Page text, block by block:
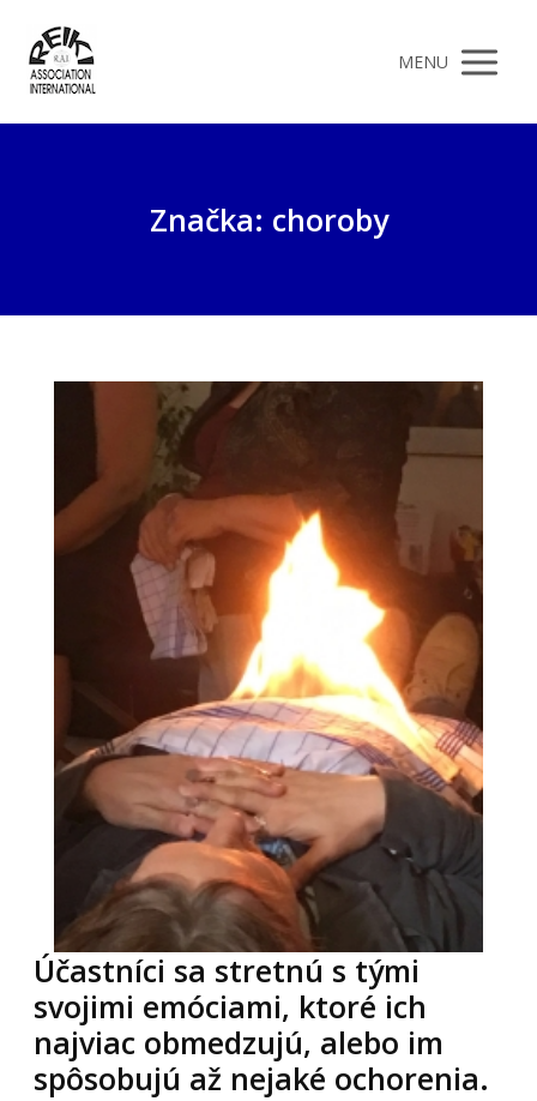
MENU
Značka: choroby
Účastníci sa stretnú s tými
svojimi emóciami, ktoré ich
najviac obmedzujú, alebo im
spôsobujú až nejaké ochorenia.